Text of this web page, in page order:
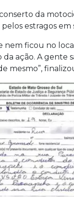
da
estragos em
nem ficou no
ação. A gente
mesmo”,